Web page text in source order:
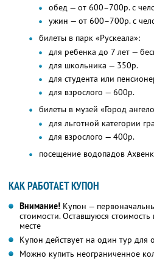
обед — от 600–700р. с
ужин — от 600–700р. с
билеты в парк «Рускеала»:
для ребенка до 7 лет —
для школьника — 350р.
для студента или
для взрослого — 600р.
билеты в музей «Город
для льготной категории
для взрослого — 400р.
посещение водопадов
КАК РАБОТАЕТ КУПОН
Внимание! Купон —
стоимости. Оставшуюся
месте
Купон действует на один тур для
Можно купить неограниченное